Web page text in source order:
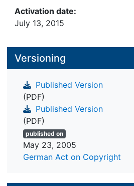
Activation date:
July 13, 2015
Versioning
Published Version
(PDF)
Published Version
(PDF)
published on
May 23, 2005
German Act on Copyright